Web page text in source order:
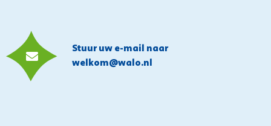
Stuur uw e-mail naar
welkom@walo.nl